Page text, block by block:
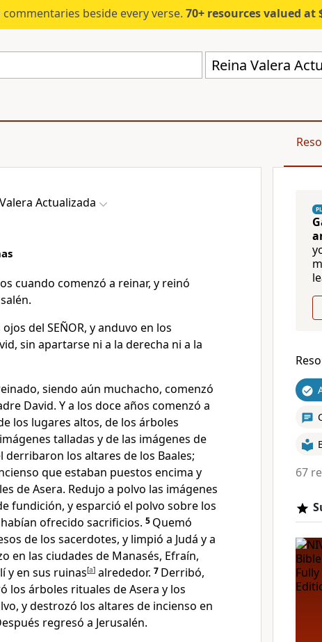
beside every verse. 70+ resources valued at
Reina Valera
Actualizada
cuando comenzó a reinar, y reinó
del SEÑOR, y anduvo en los
sin apartarse ni a la derecha ni a la
siendo aún muchacho, comenzó
David. Y a los doce años comenzó a
los lugares altos, de los árboles
talladas y de las imágenes de
derribaron los altares de los Baales;
que estaban puestos encima y
de Asera. Redujo a polvo las imágenes
fundición, y esparció el polvo sobre los
ofrecido sacrificios. 5 Quemó
de los sacerdotes, y limpió a Judá y a
en las ciudades de Manasés, Efraín,
y en sus ruinas[a] alrededor. 7 Derribó,
los árboles rituales de Asera y los
y destrozó los altares de incienso en
regresó a Jerusalén.
67